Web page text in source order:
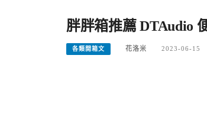
胖胖箱推薦 DTAudio
各類開箱文 花洛米 2023-06-15